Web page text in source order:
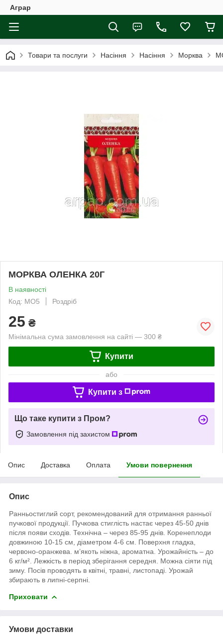
Аграр
Товари та послуги Насіння Насіння Морква
МОРКВА ОЛЕНКА 20Г
В наявності
Код: MO5
Роздріб
25 ₴
Мінімальна сума замовлення на сайті — 300 ₴
Купити
або
Купити з
Що таке купити з Пром?
Замовлення під захистом
Опис Доставка Оплата Умови повернення
Опис
Ранньостиглий сорт, рекомендований для отримання ранньої
пучкової продукції. Пучкова стиглість настає через 45-50 днів
після появи сходів. Технічна – через 85-95 днів. Коренеплоди
довжиною 10-15 см, діаметром 4-6 см. Поверхня гладка,
червоно-оранжева. м’якоть ніжна, ароматна. Урожайність – до
6 кг/м². Лежкість в період зберігання середня. Можна сіяти під
зиму. Посів проводять в квітні, травні, листопаді. Урожай
збирають в липні-серпні.
Приховати
Умови доставки